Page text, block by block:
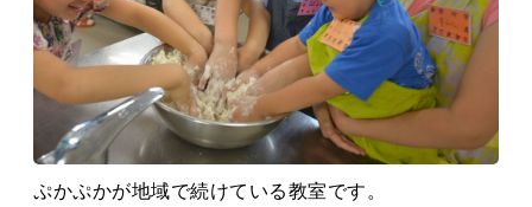
ぷかぷかが地域で続けている教室です。